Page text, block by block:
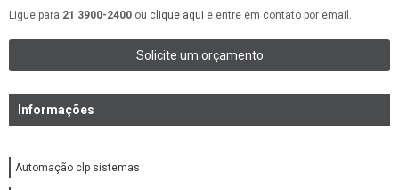
Ligue para 21 3900-2400 ou clique aqui e entre em contato por email.
Solicite um orçamento
Informações
Automação clp sistemas